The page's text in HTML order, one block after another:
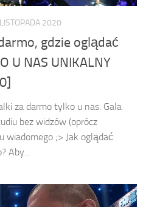
2020
gdzie oglądać
U NAS UNIKALNY
za darmo tylko u nas. Gala
bez widzów (oprócz
wiadomego ;> Jak oglądać
Aby...